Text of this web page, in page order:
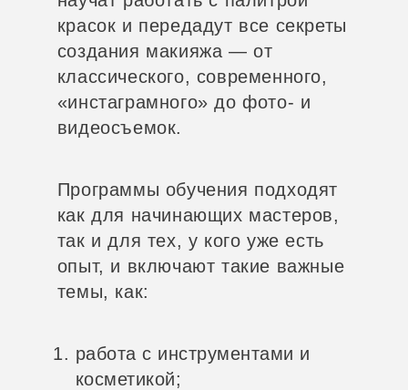
красок и передадут все секреты
создания макияжа — от
классического, современного,
«инстаграмного» до фото- и
видеосъемок.
Программы обучения подходят
как для начинающих мастеров,
так и для тех, у кого уже есть
опыт, и включают такие важные
темы, как:
работа с инструментами и
косметикой;